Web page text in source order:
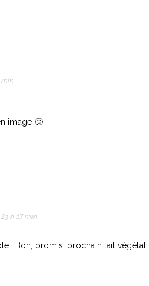
min
image 🙂
h 17 min
Bon, promis, prochain lait